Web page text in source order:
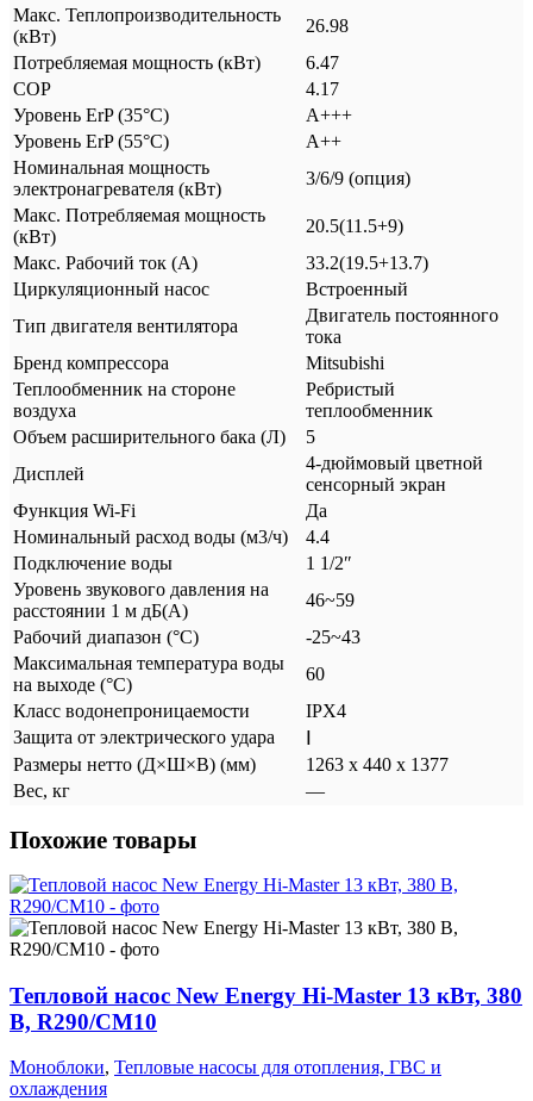
Макс. Теплопроизводительность
(кВт)
26.98
Потребляемая мощность (кВт)
6.47
COP
4.17
Уровень ErP (35°C)
A+++
Уровень ErP (55°C)
A++
Номинальная мощность
электронагревателя (кВт)
3/6/9 (опция)
Макс. Потребляемая мощность
(кВт)
20.5(11.5+9)
Макс. Рабочий ток (А)
33.2(19.5+13.7)
Циркуляционный насос
Встроенный
Тип двигателя вентилятора
Двигатель постоянного
тока
Бренд компрессора
Mitsubishi
Теплообменник на стороне
воздуха
Ребристый
теплообменник
Объем расширительного бака (Л)
5
Дисплей
4-дюймовый цветной
сенсорный экран
Функция Wi-Fi
Да
Номинальный расход воды (м3/ч)
4.4
Подключение воды
1 1/2″
Уровень звукового давления на
расстоянии 1 м дБ(А)
46~59
Рабочий диапазон (°C)
-25~43
Максимальная температура воды
на выходе (°C)
60
Класс водонепроницаемости
IPX4
Защита от электрического удара
Размеры нетто (Д×Ш×В) (мм)
1263 x 440 x 1377
Вес, кг
—
Похожие товары
Тепловой насос New Energy Hi-Master 13 кВт, 380
В, R290/CM10
Моноблоки, Тепловые насосы для отопления, ГВС и
охлаждения